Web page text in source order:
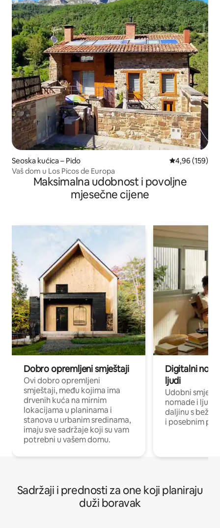
Seoska kućica – Pido Prosječna
4,96 (159)
Vaš dom u Los Picos de Europa
Maksimalna udobnost i povoljne
mjesečne cijene
Dobro opremljeni smještaji
Ovi dobro opremljeni
smještaji, među kojima ima
drvenih kuća na mirnim
lokacijama u planinama i
stanova u urbanim sredinama,
imaju sve sadržaje koji su vam
potrebni u vašem domu.
Digitalni
ljudi
Udobni
nomade i ljude
daljinu s
i posebnim
Sadržaji i prednosti za one koji planiraju
duži boravak